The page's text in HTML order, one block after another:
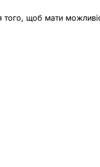
того, щоб мати